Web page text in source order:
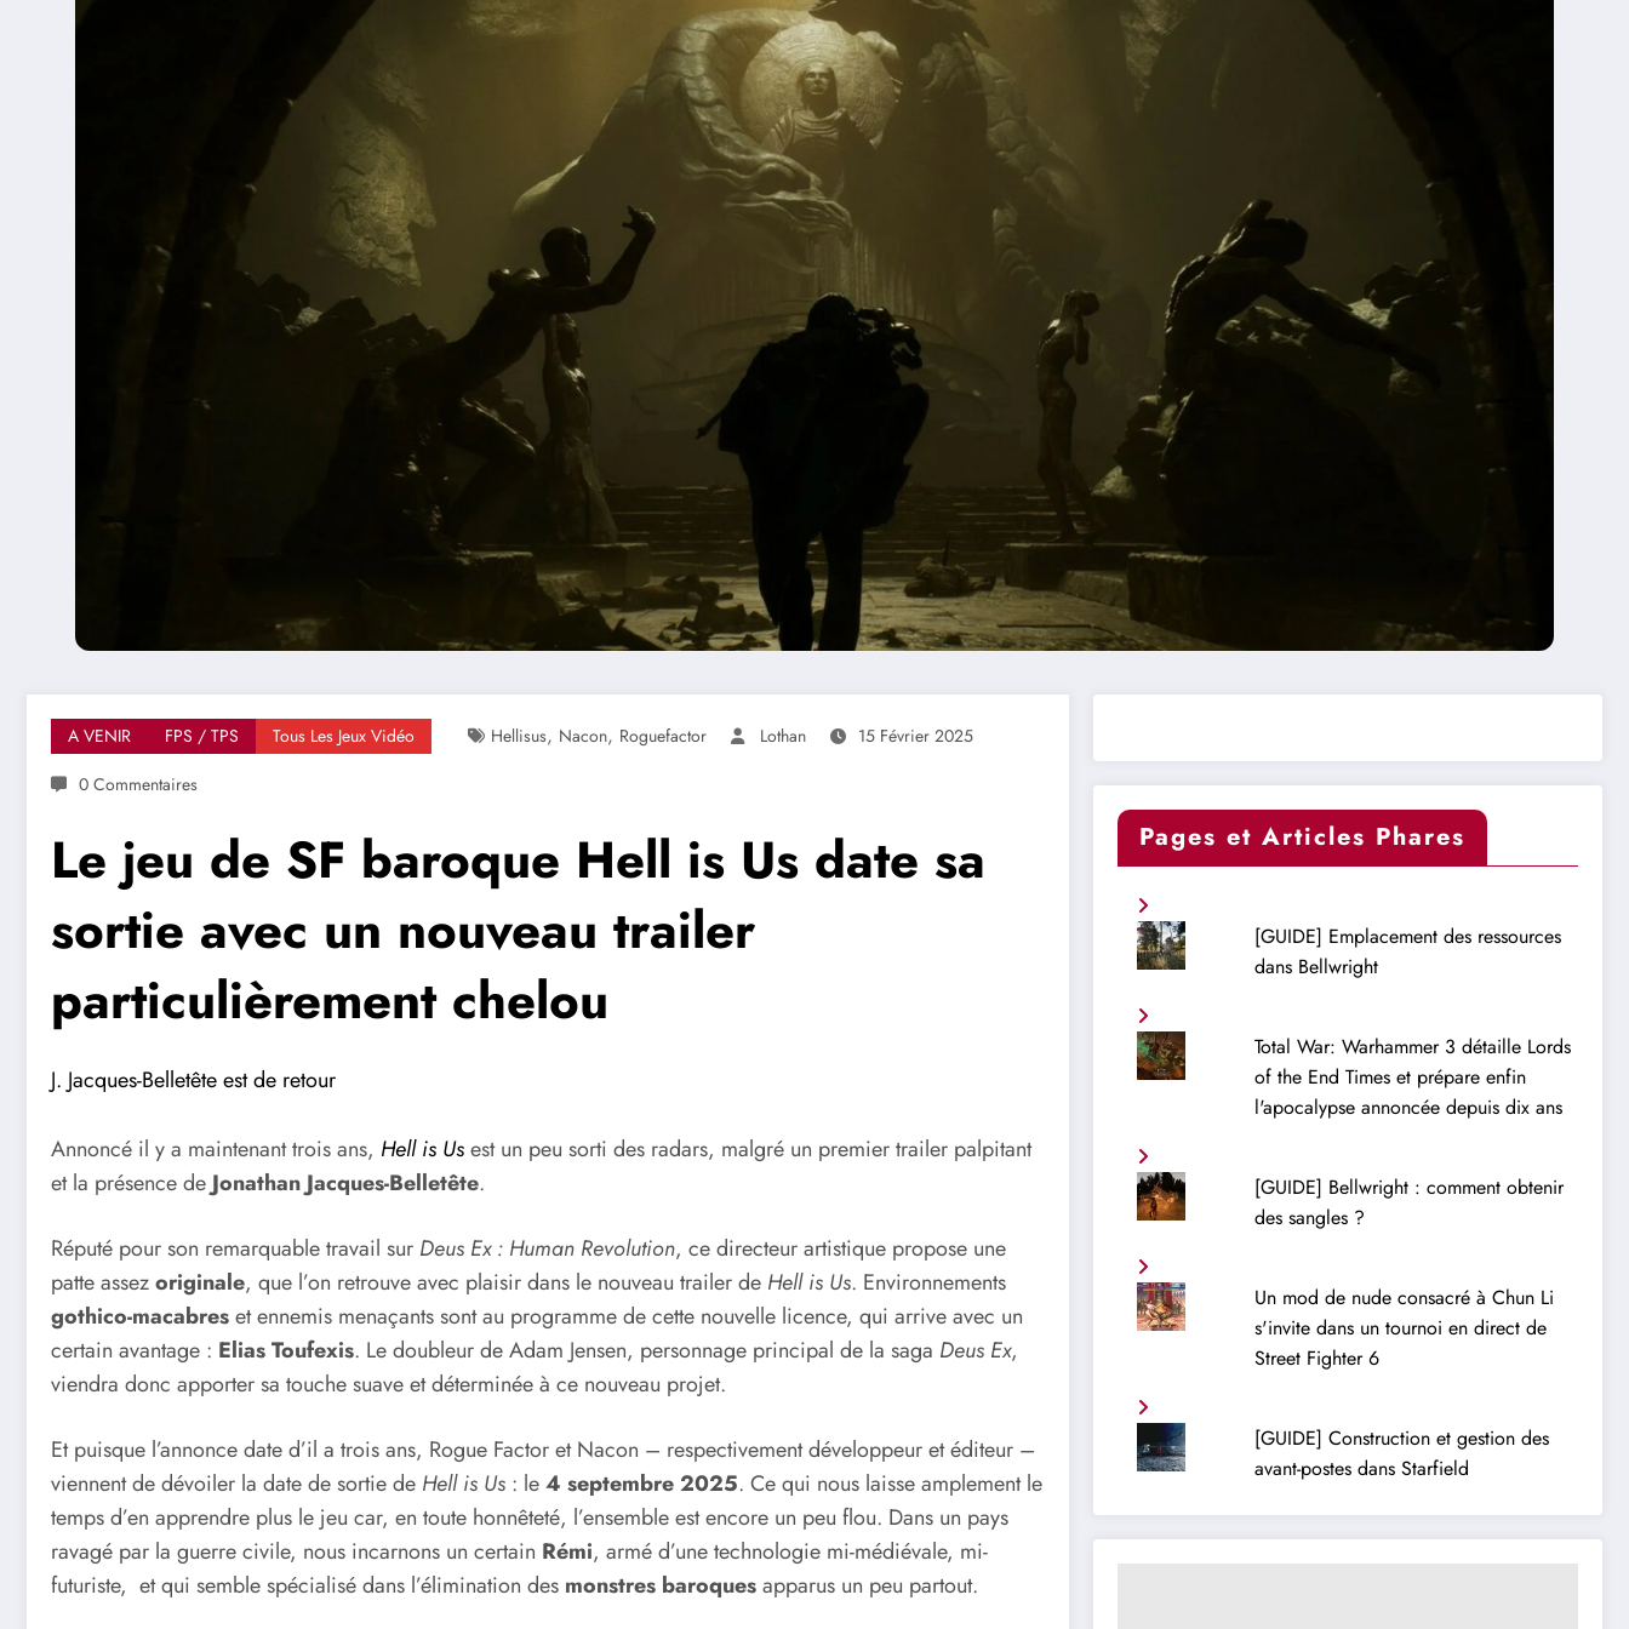
A VENIR FPS / TPS Tous Les Jeux Vidéo Hellisus, Nacon, Roguefactor Lothan
15 Février 2025
0 Commentaires
Le jeu de SF baroque Hell is Us date sa
sortie avec un nouveau trailer
particulièrement chelou
J. Jacques-Belletête est de retour
Annoncé il y a maintenant trois ans, Hell is Usest un peu sorti des radars, malgré un premier trailer palpitant
et la présence deJonathan Jacques-Belletête.
Réputé pour son remarquable travail sur Deus Ex : Human Revolution, ce directeur artistique propose une
patte assezoriginale, que l’on retrouve avec plaisir dans le nouveau trailer de Hell is Us. Environnements
gothico-macabreset ennemis menaçants sont au programme de cette nouvelle licence, qui arrive avec un
certain avantage : Elias Toufexis. Le doubleur de Adam Jensen, personnage principal de la saga Deus Ex,
viendra donc apporter sa touche suave et déterminée à ce nouveau projet.
Et puisque l’annonce date d’il a trois ans, Rogue Factor et Nacon – respectivement développeur et éditeur –
viennent de dévoiler la date de sortie de Hell is Us : le4 septembre 2025. Ce qui nous laisse amplement le
temps d’en apprendre plus le jeu car, en toute honnêteté, l’ensemble est encore un peu flou. Dans un pays
ravagé par la guerre civile, nous incarnons un certain Rémi, armé d’une technologie mi-médiévale, mi-
futuriste, et qui semble spécialisé dans l’élimination des monstres baroquesapparus un peu partout.
Pages et Articles Phares
[GUIDE] Emplacement des ressources
dans Bellwright
Total War: Warhammer 3 détaille Lords
of the End Times et prépare enfin
l'apocalypse annoncée depuis dix ans
[GUIDE] Bellwright : comment obtenir
des sangles ?
Un mod de nude consacré à Chun Li
s'invite dans un tournoi en direct de
Street Fighter 6
[GUIDE] Construction et gestion des
avant-postes dans Starfield